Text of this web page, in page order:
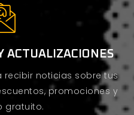
ACTUALIZACIONES
noticias sobre tus
promociones y
gratuito.